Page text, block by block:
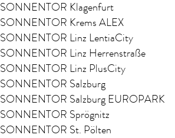
SONNENTOR Klagenfurt
SONNENTOR Krems ALEX
SONNENTOR Linz LentiaCity
SONNENTOR Linz Herrenstraße
SONNENTOR Linz PlusCity
SONNENTOR Salzburg
SONNENTOR Salzburg EUROPARK
SONNENTOR Sprögnitz
SONNENTOR St. Pölten